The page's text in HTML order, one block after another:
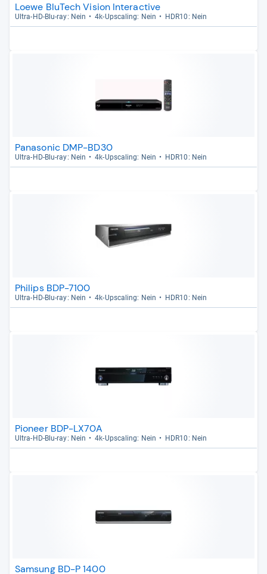
Loewe BluTech Vision Interactive
Ultra-​HD-​Blu-​ray: Nein 4k-​Ups­ca­ling: Nein HDR10: Nein
Panasonic DMP-BD30
Ultra-​HD-​Blu-​ray: Nein 4k-​Ups­ca­ling: Nein HDR10: Nein
Philips BDP-7100
Ultra-​HD-​Blu-​ray: Nein 4k-​Ups­ca­ling: Nein HDR10: Nein
Pioneer BDP-LX70A
Ultra-​HD-​Blu-​ray: Nein 4k-​Ups­ca­ling: Nein HDR10: Nein
Samsung BD-P 1400